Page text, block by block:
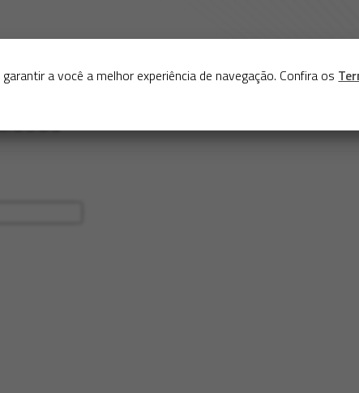
a você a melhor experiência de navegação. Confira os